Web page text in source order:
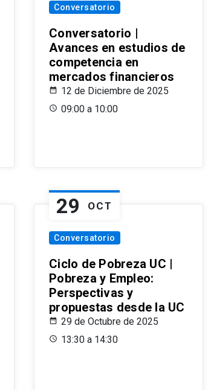
Conversatorio
Conversatorio |
Avances en estudios de
competencia en
mercados financieros
12 de Diciembre de 2025
09:00 a 10:00
29 OCT
Conversatorio
Ciclo de Pobreza UC |
Pobreza y Empleo:
Perspectivas y
propuestas desde la UC
29 de Octubre de 2025
13:30 a 14:30